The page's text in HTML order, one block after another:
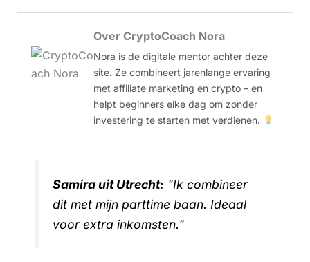
Over CryptoCoach Nora
Nora is de digitale mentor achter deze
site. Ze combineert jarenlange ervaring
met affiliate marketing en crypto – en
helpt beginners elke dag om zonder
investering te starten met verdienen.
Samira uit Utrecht: "Ik combineer
dit met mijn parttime baan. Ideaal
voor extra inkomsten."